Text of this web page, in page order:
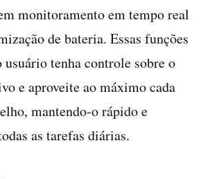
monitoramento em tempo real
de bateria. Essas funções
tenha controle sobre o
e aproveite ao máximo cada
mantendo-o rápido e
as tarefas diárias.